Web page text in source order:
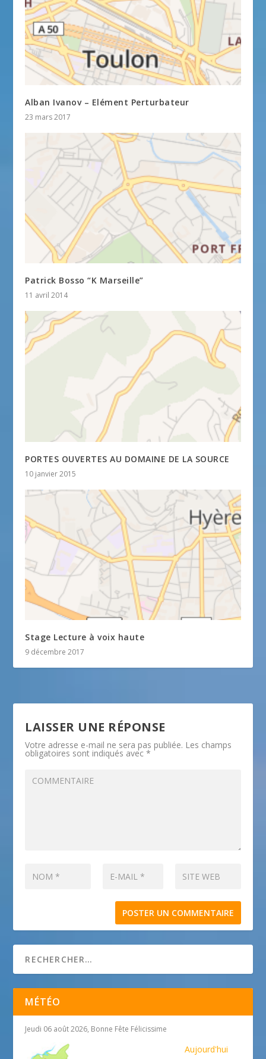
Alban Ivanov – Elément Perturbateur
23 mars 2017
Patrick Bosso “K Marseille”
11 avril 2014
PORTES OUVERTES AU DOMAINE DE LA SOURCE
10 janvier 2015
Stage Lecture à voix haute
9 décembre 2017
LAISSER UNE RÉPONSE
Votre adresse e-mail ne sera pas publiée. Les champs
obligatoires sont indiqués avec*
MÉTÉO
Jeudi 06 août 2026, Bonne Fête Félicissime
Aujourd'hui